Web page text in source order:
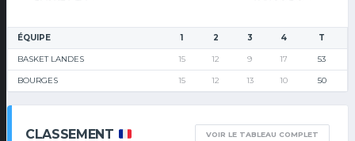
ÉQUIPE 1 2 3 4 T
BASKET LANDES 15 12 9 17 53
BOURGES 15 12 13 10 50
CLASSEMENT VOIR LE TABLEAU COMPLET